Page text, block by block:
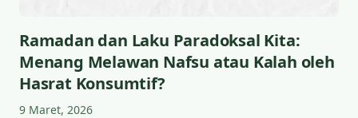
Ramadan dan Laku Paradoksal Kita:
Menang Melawan Nafsu atau Kalah oleh
Hasrat Konsumtif?
9 Maret, 2026